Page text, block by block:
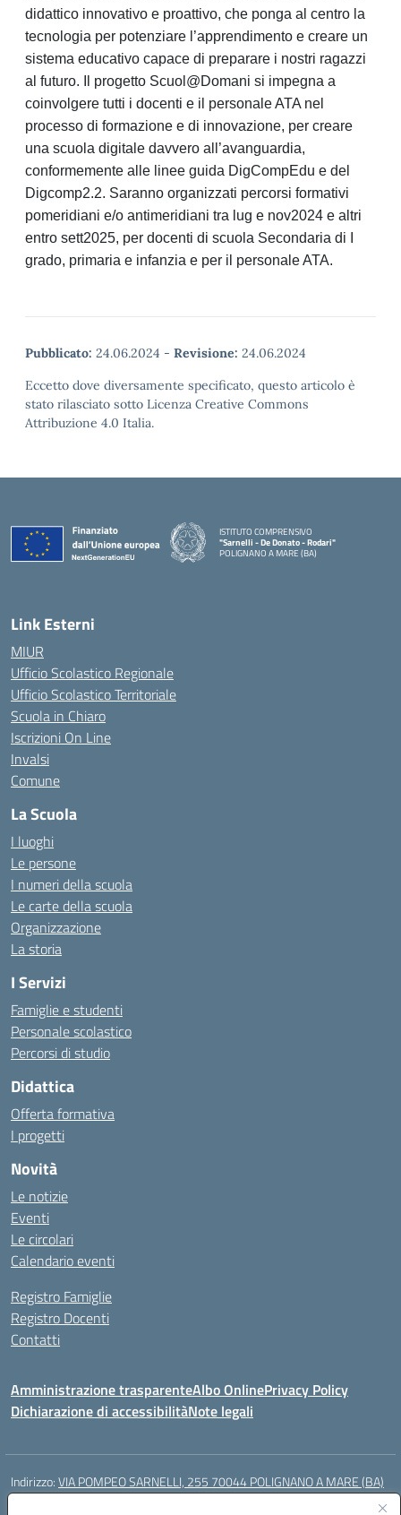
didattico innovativo e proattivo, che ponga al centro la
tecnologia per potenziare l’apprendimento e creare un
sistema educativo capace di preparare i nostri ragazzi
al futuro. Il progetto Scuol@Domani si impegna a
coinvolgere tutti i docenti e il personale ATA nel
processo di formazione e di innovazione, per creare
una scuola digitale davvero all’avanguardia,
conformemente alle linee guida DigCompEdu e del
Digcomp2.2. Saranno organizzati percorsi formativi
pomeridiani e/o antimeridiani tra lug e nov2024 e altri
entro sett2025, per docenti di scuola Secondaria di I
grado, primaria e infanzia e per il personale ATA.
Pubblicato: 24.06.2024 - Revisione: 24.06.2024
Eccetto dove diversamente specificato, questo articolo è
stato rilasciato sotto Licenza Creative Commons
Attribuzione 4.0 Italia.
ISTITUTO COMPRENSIVO
"Sarnelli - De Donato - Rodari"
POLIGNANO A MARE (BA)
Link Esterni
MIUR
Ufficio Scolastico Regionale
Ufficio Scolastico Territoriale
Scuola in Chiaro
Iscrizioni On Line
Invalsi
Comune
La Scuola
I luoghi
Le persone
I numeri della scuola
Le carte della scuola
Organizzazione
La storia
I Servizi
Famiglie e studenti
Personale scolastico
Percorsi di studio
Didattica
Offerta formativa
I progetti
Novità
Le notizie
Eventi
Le circolari
Calendario eventi
Registro Famiglie
Registro Docenti
Contatti
Amministrazione trasparenteAlbo OnlinePrivacy Policy
Dichiarazione di accessibilitàNote legali
Indirizzo:VIA POMPEO SARNELLI, 255 70044 POLIGNANO A MARE (BA)
Centralino: